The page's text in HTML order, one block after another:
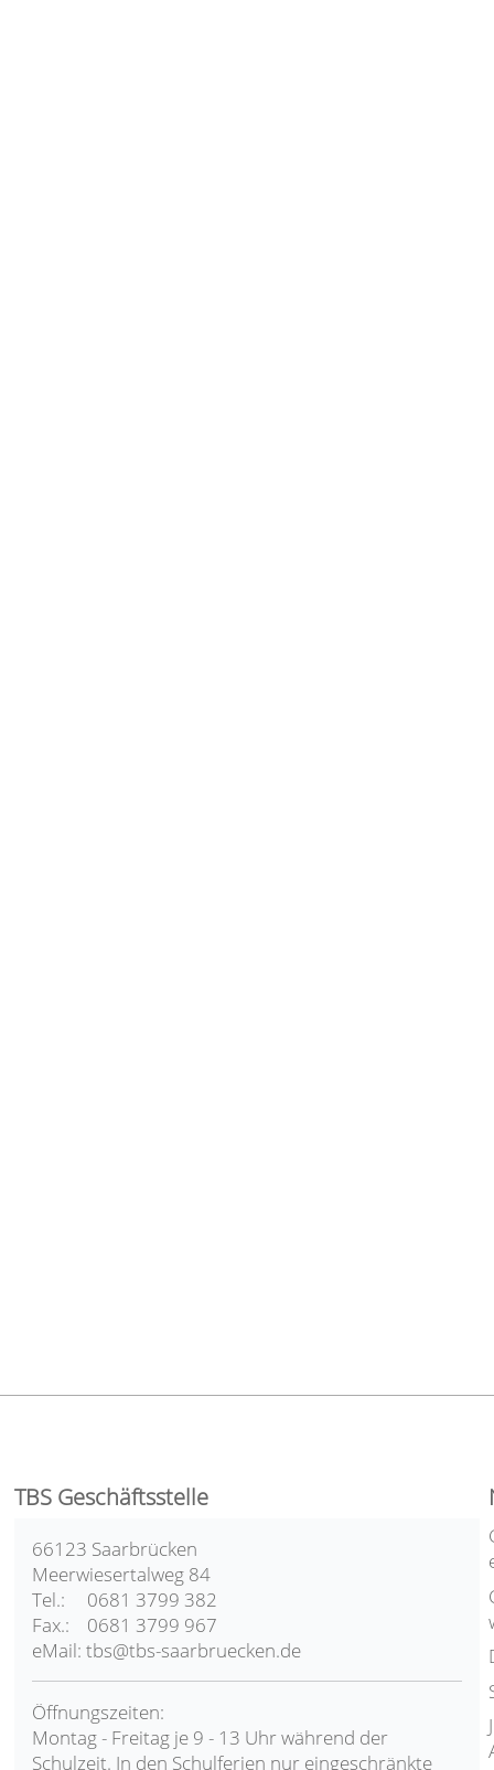
TBS Geschäftsstelle
66123 Saarbrücken
Meerwiesertalweg 84
Tel.: 0681 3799 382
Fax.: 0681 3799 967
eMail: tbs@tbs-saarbruecken.de
Öffnungszeiten:
Montag - Freitag je 9 - 13 Uhr während der
Schulzeit. In den Schulferien nur eingeschränkte